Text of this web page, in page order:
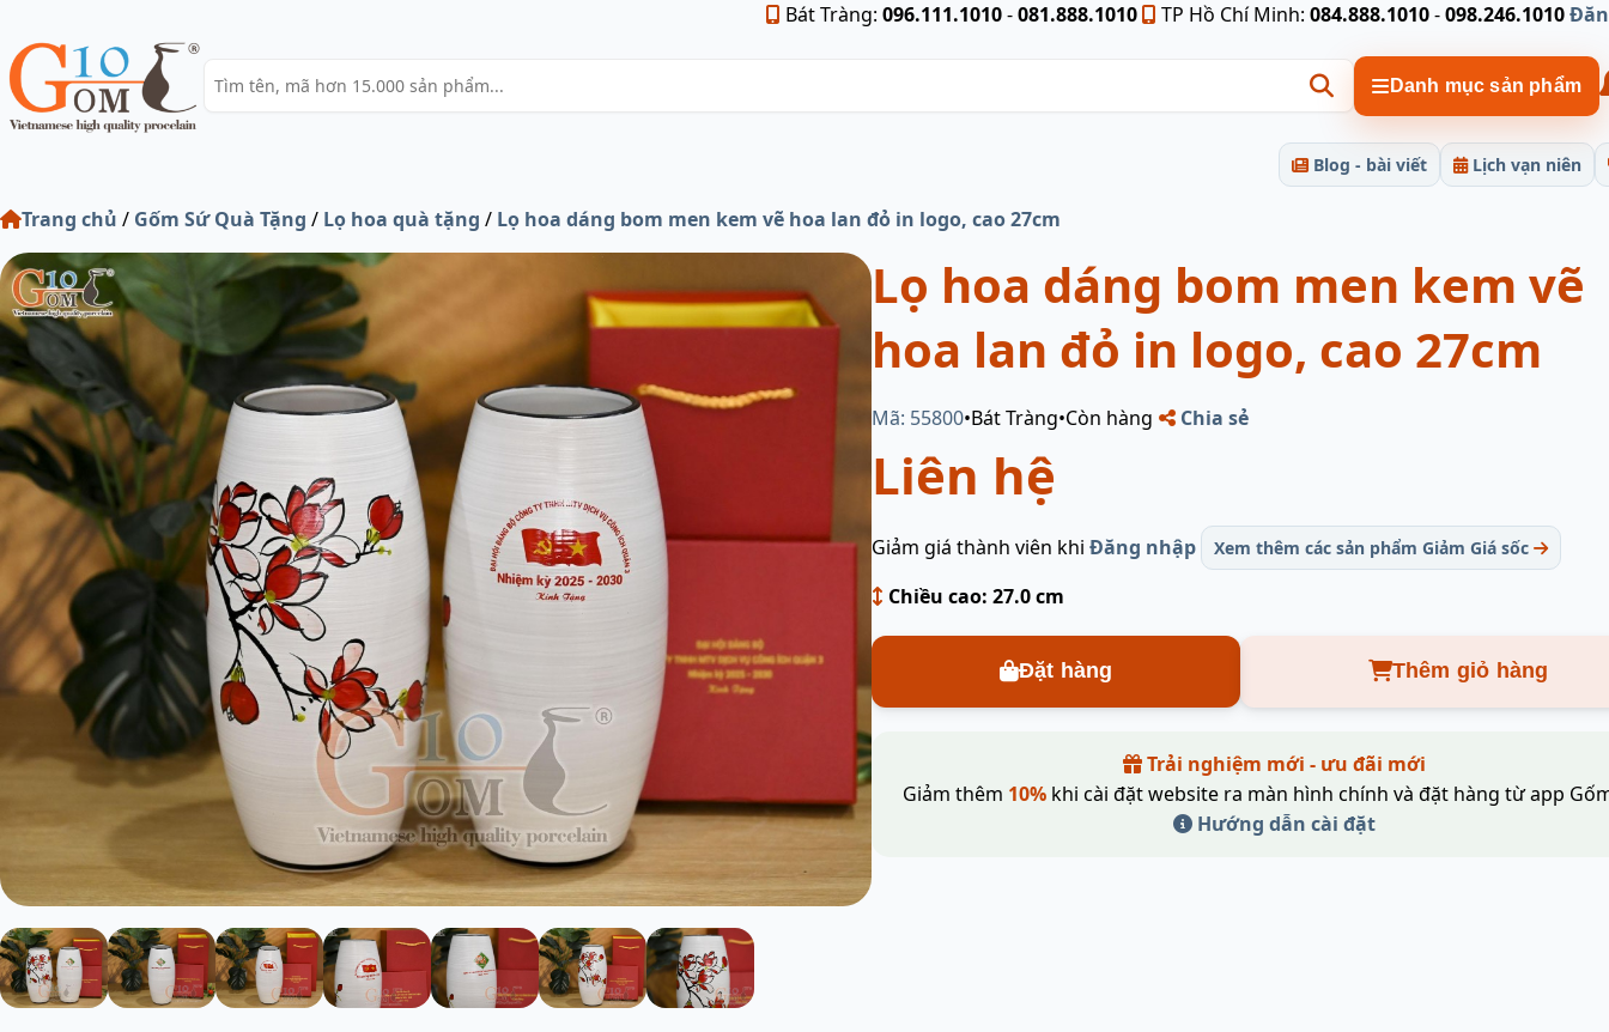
Bát Tràng: 096.111.1010-081.888.1010 TP Hồ Chí Minh: 084.888.1010-098.246.1010
Danh mục sản phẩm
Lịch vạn niên
Blog - bài viết
Trang chủ / Gốm Sứ Quà Tặng / Lọ hoa quà tặng / Lọ hoa dáng bom men kem vẽ hoa lan đỏ in logo, cao 27cm
Lọ hoa dáng bom men kem vẽ
hoa lan đỏ in logo, cao 27cm
Mã: 55800•Bát Tràng•Còn hàng Chia sẻ
Liên hệ
Giảm giá thành viên khi Đăng nhập Xem thêm các sản phẩm Giảm Giá sốc
Chiều cao: 27.0 cm
Đặt hàng Thêm giỏ hàng
Trải nghiệm mới - ưu đãi mới
Giảm thêm 10% khi cài đặt website ra màn hình chính và đặt hàng từ app
Hướng dẫn cài đặt